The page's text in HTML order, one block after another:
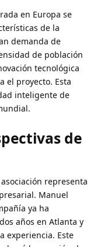
en Europa se
de la
demanda de
de población
tecnológica
el proyecto. Esta
inteligente de
de
representa
Manuel
ya ha
años en Atlanta y
experiencia. Este